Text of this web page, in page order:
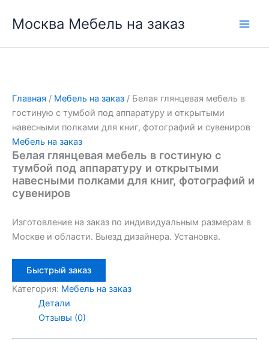
Москва Мебель на заказ
Главная / Мебель на заказ / Белая глянцевая мебель в
гостиную с тумбой под аппаратуру и открытыми
навесными полками для книг, фотографий и сувениров
Мебель на заказ
Белая глянцевая мебель в гостиную с
тумбой под аппаратуру и открытыми
навесными полками для книг, фотографий и
сувениров
Изготовление на заказ по индивидуальным размерам в
Москве и области. Выезд дизайнера. Установка.
Быстрый заказ
Категория: Мебель на заказ
Детали
Отзывы (0)